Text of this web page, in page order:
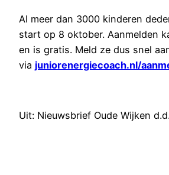
Al meer dan 3000 kinderen
start op 8 oktober. Aanmelden
en is gratis. Meld ze dus snel
via juniorenergiecoach.nl/
Uit: Nieuwsbrief Oude Wijken